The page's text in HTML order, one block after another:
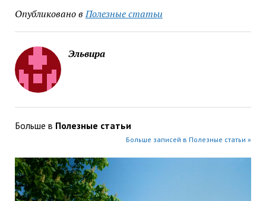
Опубликовано в Полезные статьи
Эльвира
Больше в Полезные статьи
Больше записей в Полезные статьи »